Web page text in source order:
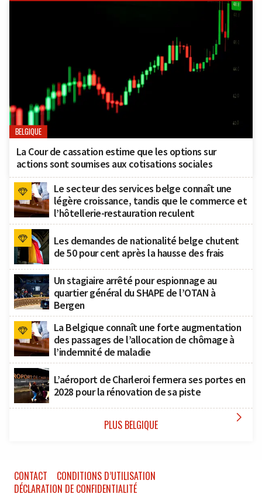
BELGIQUE
La Cour de cassation estime que les options sur
actions sont soumises aux cotisations sociales
Le secteur des services belge connaît une
légère croissance, tandis que le commerce et
l’hôtellerie-restauration reculent
Les demandes de nationalité belge chutent
de 50 pour cent après la hausse des frais
Un stagiaire arrêté pour espionnage au
quartier général du SHAPE de l’OTAN à
Bergen
La Belgique connaît une forte augmentation
des passages de l’allocation de chômage à
l’indemnité de maladie
L’aéroport de Charleroi fermera ses portes en
2028 pour la rénovation de sa piste
PLUS BELGIQUE 
CONTACT
CONDITIONS D’UTILISATION
DÉCLARATION DE CONFIDENTIALITÉ